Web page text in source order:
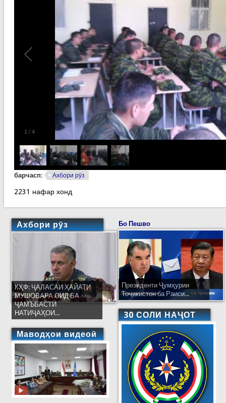
1 / 4
барчасп: Ахбори рӯз
2231 нафар хонд
Ахбори рӯз
КҲФ: ҶАЛАСАИ ҲАЙАТИ
МУШОВАРА ОИД БА
ҶАМЪБАСТИ
НАТИҶАҲОИ...
Маводҳои видеоӣ
Бо Пешво
Президенти Ҷумҳурии
Тоҷикистон ба Раиси...
30 СОЛИ НАҶОТ